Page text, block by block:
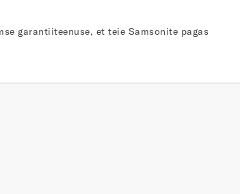
garantiiteenuse, et teie Samsonite pagas